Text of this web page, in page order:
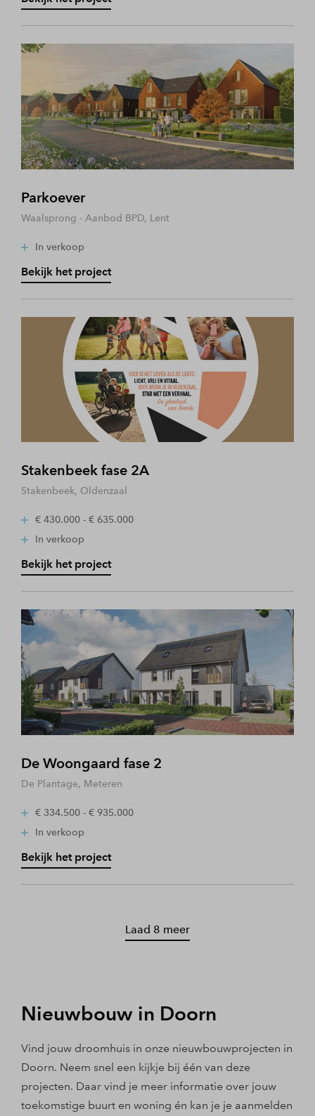
Parkoever
Waalsprong - Aanbod BPD, Lent
In verkoop
Bekijk het project
Stakenbeek fase 2A
Stakenbeek, Oldenzaal
€ 430.000 - € 635.000
In verkoop
Bekijk het project
De Woongaard fase 2
De Plantage, Meteren
€ 334.500 - € 935.000
In verkoop
Bekijk het project
Laad 8 meer
Nieuwbouw in Doorn
Vind jouw droomhuis in onze nieuwbouwprojecten in
Doorn. Neem snel een kijkje bij één van deze
projecten. Daar vind je meer informatie over jouw
toekomstige buurt en woning én kan je je aanmelden